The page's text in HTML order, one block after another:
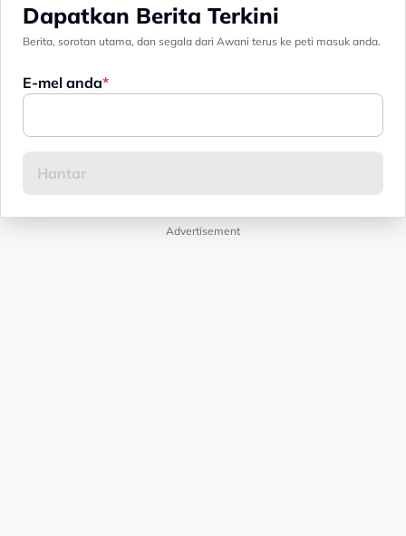
Dapatkan Berita Terkini
Berita, sorotan utama, dan segala dari Awani terus ke peti masuk anda.
E-mel anda
Advertisement